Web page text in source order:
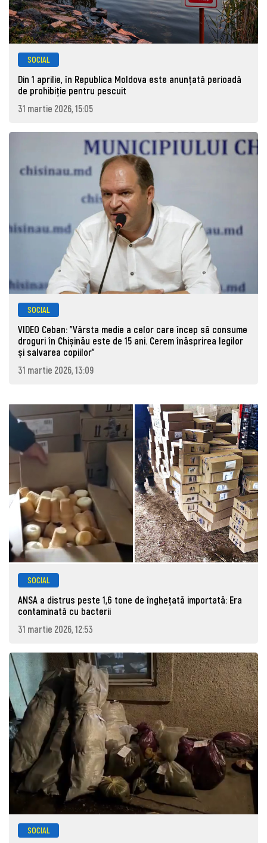
SOCIAL
Din 1 aprilie, în Republica Moldova este anunţată perioadă
de prohibiţie pentru pescuit
31 martie 2026, 15:05
SOCIAL
VIDEO Ceban: "Vârsta medie a celor care încep să consume
droguri în Chișinău este de 15 ani. Cerem înăsprirea legilor
și salvarea copiilor"
31 martie 2026, 13:09
SOCIAL
ANSA a distrus peste 1,6 tone de înghețată importată: Era
contaminată cu bacterii
31 martie 2026, 12:53
SOCIAL